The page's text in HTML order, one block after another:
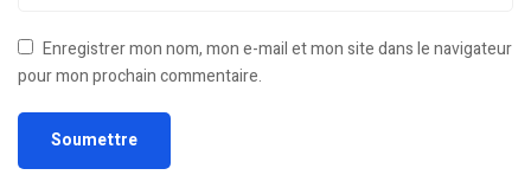
Enregistrer mon nom, mon e-mail et mon site dans le navigateur
pour mon prochain commentaire.